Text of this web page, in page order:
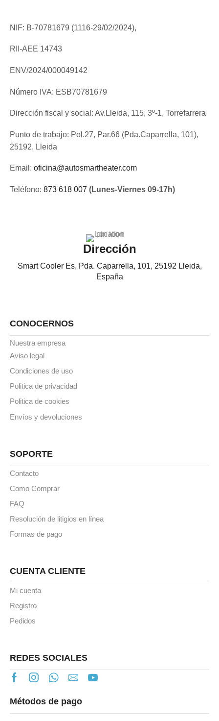
NIF: B-70781679 (1116-29/02/2024),
RII-AEE 14743
ENV/2024/000049142
Número IVA: ESB70781679
Dirección fiscal y social: Av.Lleida, 115, 3º-1, Torrefarrera
Punto de trabajo: Pol.27, Par.66 (Pda.Caparrella, 101),
25192, Lleida
Email: oficina@autosmartheater.com
Teléfono: 873 618 007 (Lunes-Viernes 09-17h)
Dirección
Smart Cooler Es, Pda. Caparrella, 101, 25192 Lleida,
España
CONOCERNOS
Nuestra empresa
Aviso legal
Condiciones de uso
Politica de privacidad
Politica de cookies
Envíos y devoluciones
SOPORTE
Contacto
Como Comprar
FAQ
Resolución de litigios en línea
Formas de pago
CUENTA CLIENTE
Mi cuenta
Registro
Pedidos
REDES SOCIALES
Métodos de pago